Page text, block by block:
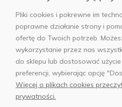
AB Foto
+48 797
Pliki cookies i pokrewne im
poprawne działanie strony i
ofertę do Twoich potrzeb.
wykorzystanie przez nas
do sklepu lub dostosować
preferencji, wybierając opcję
Więcej o plikach cookies
prywatności.